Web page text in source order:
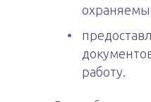
работу.